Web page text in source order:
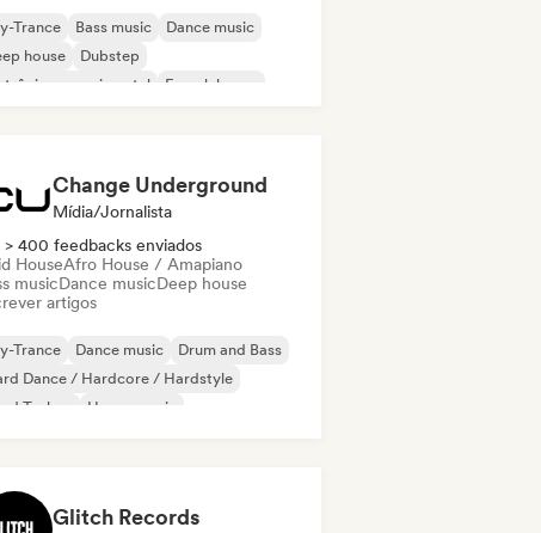
Trance Bass music
Dance music
house
Dubstep
experimental
French house
Change Underground
Mídia/Jornalista
> 400 feedbacks enviados
HouseAfro House / Amapiano
musicDance musicDeep house
artigos
Trance Dance music
Drum and Bass
Dance / Hardcore / Hardstyle
Techno
House music
Glitch Records